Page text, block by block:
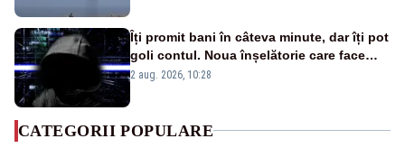
Îți promit bani în câteva minute, dar îți pot
goli contul. Noua înșelătorie care face
victime pe Facebook și WhatsApp
2 aug. 2026, 10:28
CATEGORII POPULARE